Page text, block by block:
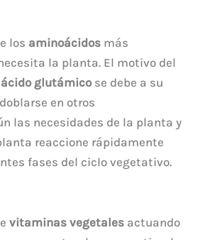
los aminoácidos más
la planta. El motivo del
ácido glutámico se debe a su
en otros
las necesidades de la planta y
reaccione rápidamente
fases del ciclo vegetativo.
vitaminas vegetales actuando